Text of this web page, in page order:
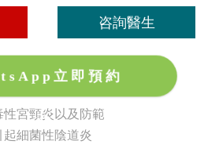
咨詢醫生
立即預約
宮頸炎以及防範
細菌性陰道炎